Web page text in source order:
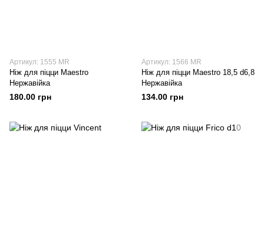
Артикул: 1555 MR
Ніж для піцци Maestro
Нержавійка
180.00 грн
Артикул: 1566 MR
Ніж для піцци Maestro 18,5 d6,8
Нержавійка
134.00 грн